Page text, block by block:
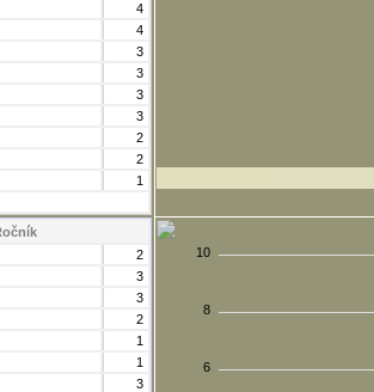
4
4
3
3
3
3
2
2
1
2
3
3
2
1
1
3
6
8
10